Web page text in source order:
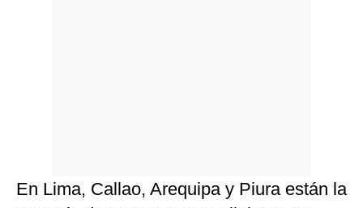
En Lima, Callao, Arequipa y Piura están la